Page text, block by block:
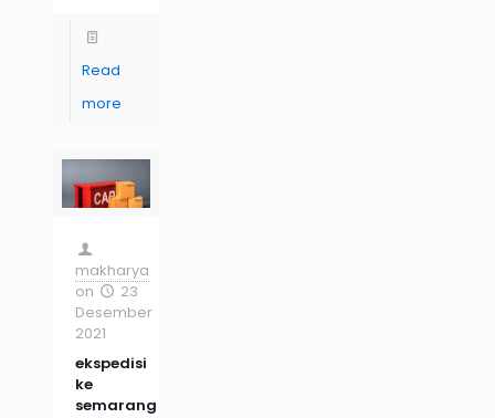
Read
more
makharya
on
23
Desember
2021
ekspedisi
ke
semarang